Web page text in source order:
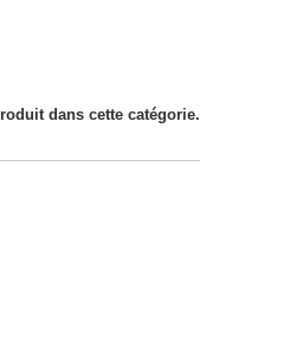
dans cette catégorie.